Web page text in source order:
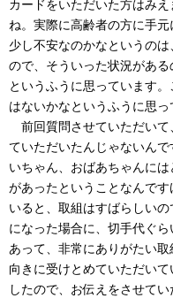
カードをいただいた方はみ
ね。実際に高齢者の方に手
少し不安なのかなというの
ので、そういった状況があ
というふうに思っています
はないかなというふうに思っ
前回質問させていただいて
ていただいたんじゃないん
いちゃん、おばあちゃんに
があったということなんで
いると、取組はすばらしい
になった場合に、切手代ぐ
あって、非常にありがたい
向きに受けとめていただい
したので、お伝えをさせて